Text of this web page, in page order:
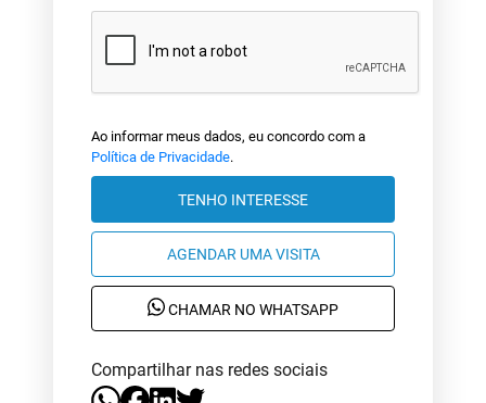
Ao informar meus dados, eu concordo com a
Política de Privacidade.
TENHO INTERESSE
AGENDAR UMA VISITA
CHAMAR NO WHATSAPP
Compartilhar nas redes sociais